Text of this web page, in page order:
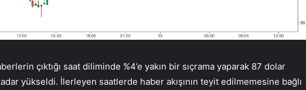
çıktığı saat diliminde %4’e yakın bir sıçrama yaparak 87 dolar
yükseldi. İlerleyen saatlerde haber akışının teyit edilmemesine bağlı